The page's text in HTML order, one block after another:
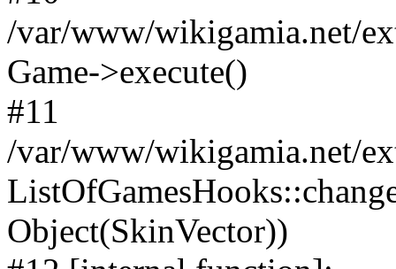
/var/www/wikigamia.net/
Game->execute()
#11
/var/www/wikigamia.net/
Object(SkinVector))